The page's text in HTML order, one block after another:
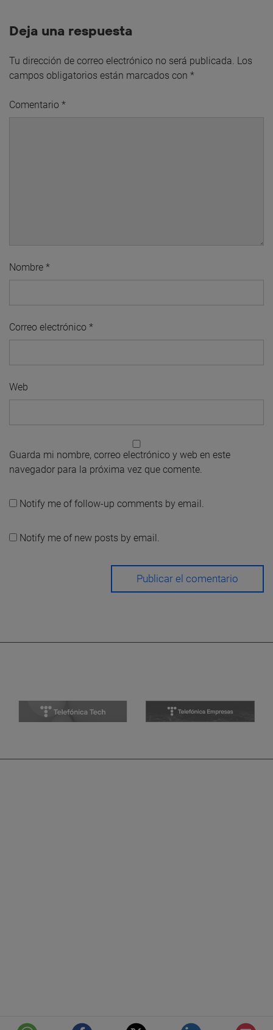
Deja una respuesta
Tu dirección de correo electrónico no será publicada. Los
campos obligatorios están marcados con *
Comentario *
Nombre *
Correo electrónico *
Web
Guarda mi nombre, correo electrónico y web en este
navegador para la próxima vez que comente.
Notify me of follow-up comments by email.
Notify me of new posts by email.